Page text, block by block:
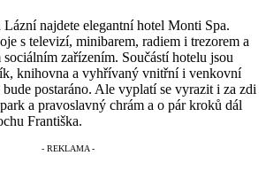
najdete elegantní hotel Monti Spa.
s televizí, minibarem, radiem i trezorem a
zařízením. Součástí hotelu jsou
knihovna a vyhřívaný vnitřní i venkovní
bude postaráno. Ale vyplatí se vyrazit i za zdi
a pravoslavný chrám a o pár kroků dál
Františka.